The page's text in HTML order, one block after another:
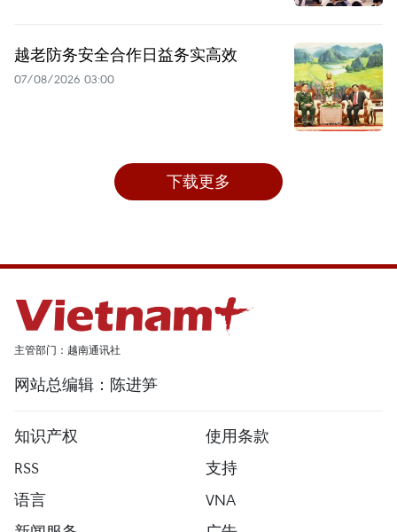
越老防务安全合作日益务实高效
07/08/2026 03:00
下载更多
主管部门：越南通讯社
网站总编辑：陈进笋
知识产权
使用条款
RSS
支持
语言
VNA